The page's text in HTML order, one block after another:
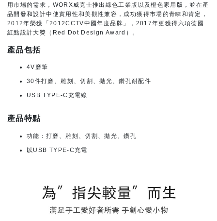
用市場的需求，WORX威克士推出綠色工業版以及橙色家用版，並在產
品開發和設計中使實用性和美觀性兼容，成功獲得市場的青睞和肯定，
2012年榮獲「2012CCTV中國年度品牌」，2017年更獲得六項德國
紅點設計大獎（Red Dot Design Award）。
產品包括
4V磨筆
30件打磨、雕刻、切割、拋光、鑽孔耐配件
USB TYPE-C充電線
產品特點
功能：打磨、雕刻、切割、拋光、鑽孔
以USB TYPE-C充電